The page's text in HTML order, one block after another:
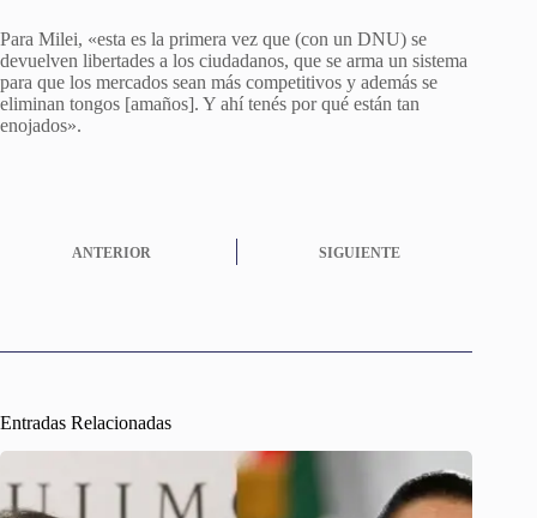
Para Milei, «esta es la primera vez que (con un DNU) se
devuelven libertades a los ciudadanos, que se arma un sistema
para que los mercados sean más competitivos y además se
eliminan tongos [amaños]. Y ahí tenés por qué están tan
enojados».
ANTERIOR SIGUIENTE
Entradas Relacionadas